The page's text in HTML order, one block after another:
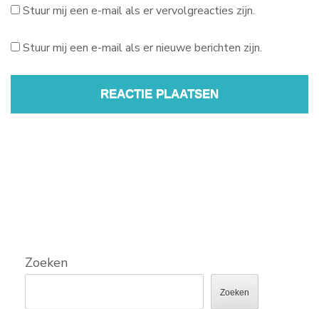
Stuur mij een e-mail als er vervolgreacties zijn.
Stuur mij een e-mail als er nieuwe berichten zijn.
Zoeken
Zoeken